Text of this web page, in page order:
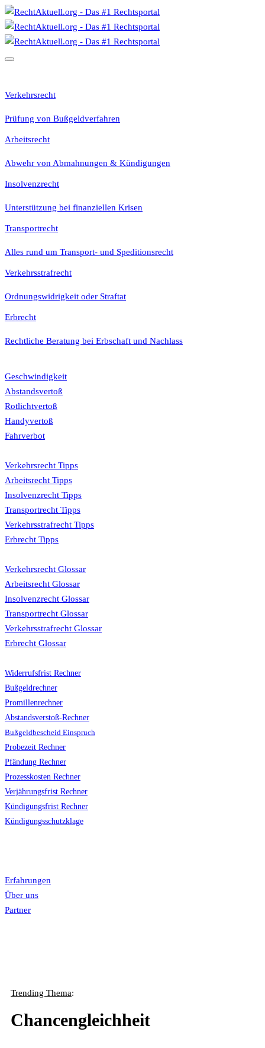
Verkehrsrecht
Prüfung von Bußgeldverfahren
Arbeitsrecht
Abwehr von Abmahnungen & Kündigungen
Insolvenzrecht
Unterstützung bei finanziellen Krisen
Transportrecht
Alles rund um Transport- und Speditionsrecht
Verkehrsstrafrecht
Ordnungswidrigkeit oder Straftat
Erbrecht
Rechtliche Beratung bei Erbschaft und Nachlass
Geschwindigkeit
Abstandsvertoß
Rotlichtvertoß
Handyvertoß
Fahrverbot
Verkehrsrecht Tipps
Arbeitsrecht Tipps
Insolvenzrecht Tipps
Transportrecht Tipps
Verkehrsstrafrecht Tipps
Erbrecht Tipps
Verkehrsrecht Glossar
Arbeitsrecht Glossar
Insolvenzrecht Glossar
Transportrecht Glossar
Verkehrsstrafrecht Glossar
Erbrecht Glossar
Widerrufsfrist Rechner
Bußgeldrechner
Promillenrechner
Abstandsverstoß-Rechner
Bußgeldbescheid Einspruch
Probezeit Rechner
Pfändung Rechner
Prozesskosten Rechner
Verjährungsfrist Rechner
Kündigungsfrist Rechner
Kündigungsschutzklage
Erfahrungen
Über uns
Partner
Trending Thema:
Chancengleichheit